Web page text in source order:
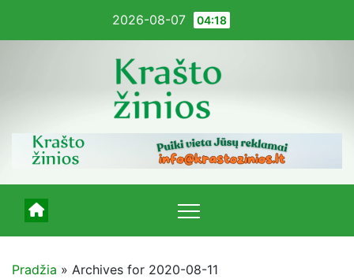
2026-08-07 04:18
Pradžia » Archives for 2020-08-11